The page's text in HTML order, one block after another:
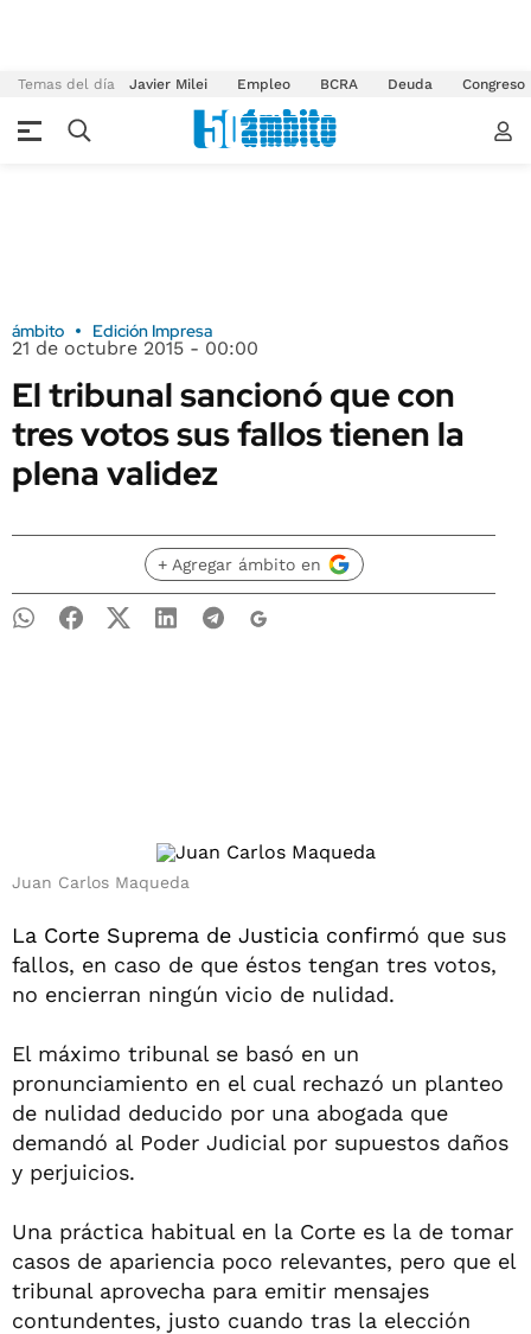
Temas del día Javier Milei Empleo BCRA Deuda Congreso
ámbito Edición Impresa
21 de octubre 2015 - 00:00
El tribunal sancionó que con
tres votos sus fallos tienen la
plena validez
+ Agregar ámbito en
Juan Carlos Maqueda
La Corte Suprema de Justicia confirmó que sus
fallos, en caso de que éstos tengan tres votos,
no encierran ningún vicio de nulidad.
El máximo tribunal se basó en un
pronunciamiento en el cual rechazó un planteo
de nulidad deducido por una abogada que
demandó al Poder Judicial por supuestos daños
y perjuicios.
Una práctica habitual en la Corte es la de tomar
casos de apariencia poco relevantes, pero que el
tribunal aprovecha para emitir mensajes
contundentes, justo cuando tras la elección